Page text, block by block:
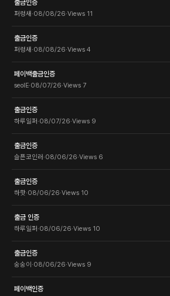
출금인증
퍼렁새 ·08/08/26·Views 11
출금인증
퍼렁새 ·08/08/26·Views 4
페이백출금인증
seolE·08/07/26·Views 7
출금인증
하루일퍼·08/07/26·Views 9
출금인증
슬픈코인러·08/06/26·Views 6
출금인증
하핫·08/06/26·Views 10
출금 인증
하루일퍼·08/06/26·Views 10
출금인증
숭숭이·08/06/26·Views 9
페이백인증